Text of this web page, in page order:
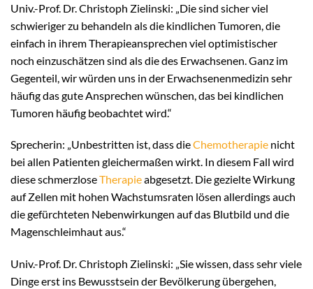
Univ.-Prof. Dr. Christoph Zielinski: „Die sind sicher viel
schwieriger zu behandeln als die kindlichen Tumoren, die
einfach in ihrem Therapieansprechen viel optimistischer
noch einzuschätzen sind als die des Erwachsenen. Ganz im
Gegenteil, wir würden uns in der Erwachsenenmedizin sehr
häufig das gute Ansprechen wünschen, das bei kindlichen
Tumoren häufig beobachtet wird.“
Sprecherin: „Unbestritten ist, dass dieChemotherapie nicht
bei allen Patienten gleichermaßen wirkt. In diesem Fall wird
diese schmerzloseTherapieabgesetzt. Die gezielte Wirkung
auf Zellen mit hohen Wachstumsraten lösen allerdings auch
die gefürchteten Nebenwirkungen auf das Blutbild und die
Magenschleimhaut aus.“
Univ.-Prof. Dr. Christoph Zielinski: „Sie wissen, dass sehr viele
Dinge erst ins Bewusstsein der Bevölkerung übergehen,